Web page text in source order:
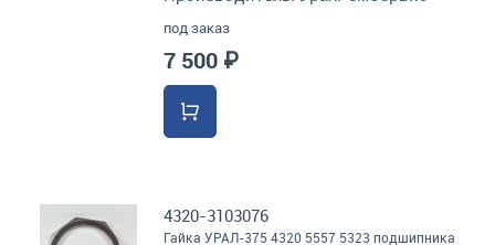
под заказ
7 500 ₽
4320-3103076
Гайка УРАЛ-375 4320 5557 5323 подшипника